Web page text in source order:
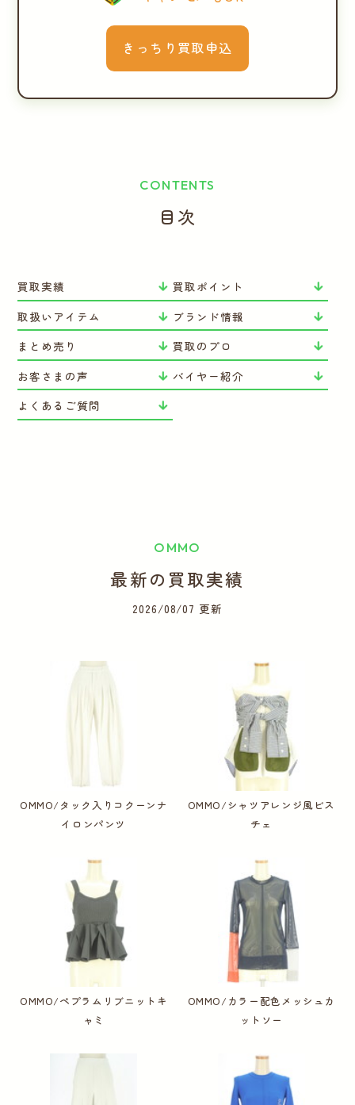
きっちり買取申込
CONTENTS
目次
買取実績
買取ポイント
取扱いアイテム
ブランド情報
まとめ売り
買取のプロ
お客さまの声
バイヤー紹介
よくあるご質問
OMMO
最新の買取実績
2026/08/07 更新
OMMO/タック入りコクーンナ
イロンパンツ
OMMO/シャツアレンジ風ビス
チェ
OMMO/ペプラムリブニットキ
ャミ
OMMO/カラー配色メッシュカ
ットソー